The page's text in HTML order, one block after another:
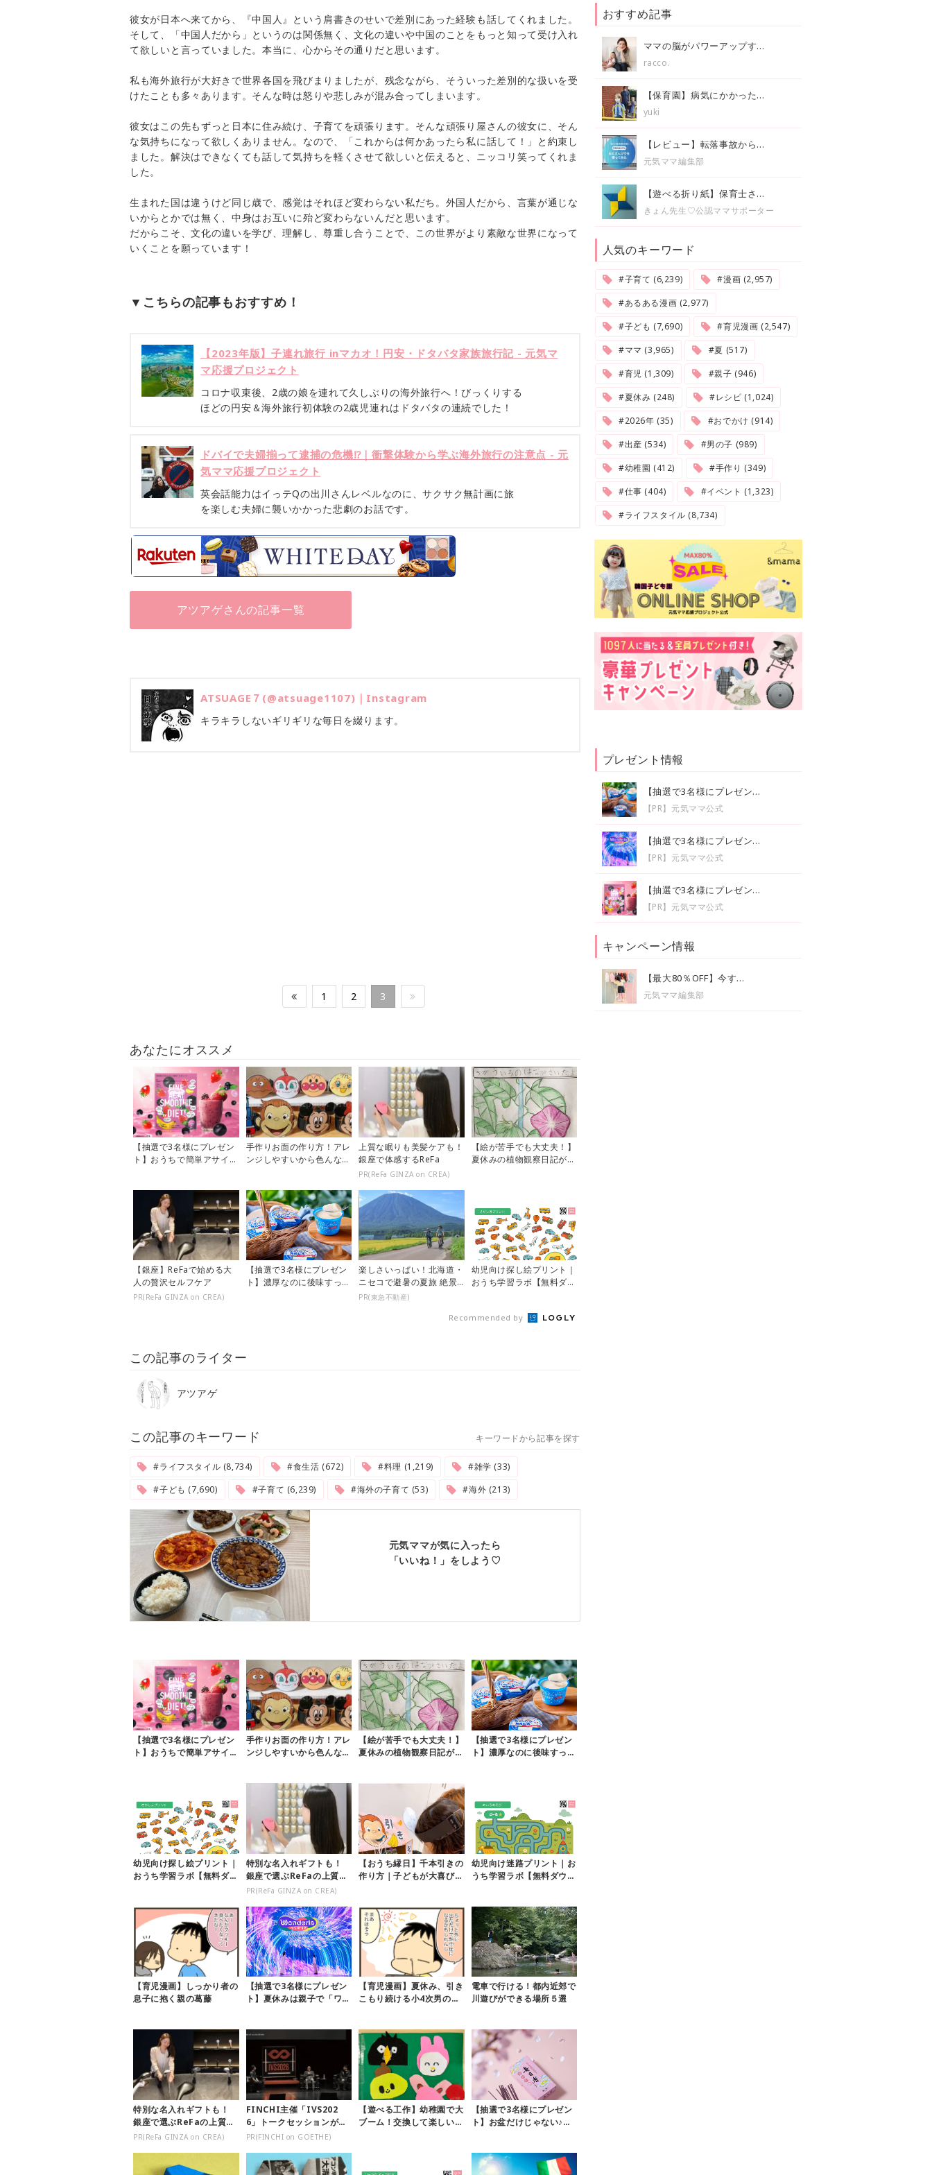
彼女が日本へ来てから、『中国人』という肩書きのせいで差別にあった経験も話してくれました。
そして、「中国人だから」というのは関係無く、文化の違いや中国のことをもっと知って受け入れ
て欲しいと言っていました。本当に、心からその通りだと思います。
私も海外旅行が大好きで世界各国を飛びまりましたが、残念ながら、そういった差別的な扱いを受
けたことも多々あります。そんな時は怒りや悲しみが混み合ってしまいます。
彼女はこの先もずっと日本に住み続け、子育てを頑張ります。そんな頑張り屋さんの彼女に、そん
な気持ちになって欲しくありません。なので、「これからは何かあったら私に話して！」と約束し
ました。解決はできなくても話して気持ちを軽くさせて欲しいと伝えると、ニッコリ笑ってくれま
した。
生まれた国は違うけど同じ歳で、感覚はそれほど変わらない私だち。外国人だから、言葉が通じな
いからとかでは無く、中身はお互いに殆ど変わらないんだと思います。
だからこそ、文化の違いを学び、理解し、尊重し合うことで、この世界がより素敵な世界になって
いくことを願っています！
▼こちらの記事もおすすめ！
【2023年版】子連れ旅行 inマカオ！円安・ドタバタ家族旅行記 - 元気マ
マ応援プロジェクト
コロナ収束後、2歳の娘を連れて久しぶりの海外旅行へ！びっくりする
ほどの円安＆海外旅行初体験の2歳児連れはドタバタの連続でした！
ドバイで夫婦揃って逮捕の危機⁉｜衝撃体験から学ぶ海外旅行の注意点 - 元
気ママ応援プロジェクト
英会話能力はイっテQの出川さんレベルなのに、サクサク無計画に旅
を楽しむ夫婦に襲いかかった悲劇のお話です。
アツアゲさんの記事一覧
ATSUAGE７(@atsuage1107)｜Instagram
キラキラしないギリギリな毎日を綴ります。
1 2 3
あなたにオススメ
【抽選で3名様にプレゼン
ト】おうちで簡単アサイー
手作りお面の作り方！アレ
ンジしやすいから色んなイ
上質な眠りも美髪ケアも！
銀座で体感するReFa
PR(ReFa GINZA on CREA)
【絵が苦手でも大丈夫！】
夏休みの植物観察日記が上
【銀座】ReFaで始める大
人の贅沢セルフケア
PR(ReFa GINZA on CREA)
【抽選で3名様にプレゼン
ト】濃厚なのに後味すっき
楽しさいっぱい！北海道・
ニセコで避暑の夏旅 絶景
とアクティビティが揃う
PR(東急不動産)
幼児向け探し絵プリント｜
おうち学習ラボ【無料ダウ
Recommended by
この記事のライター
アツアゲ
この記事のキーワード キーワードから記事を探す
#ライフスタイル (8,734) #食生活 (672) #料理 (1,219)
#雑学 (33)
#子ども (7,690)
#子育て (6,239) #海外の子育て (53) #海外 (213)
元気ママが気に入ったら
「いいね！」をしよう♡
【抽選で3名様にプレゼン
ト】おうちで簡単アサイー
手作りお面の作り方！アレ
ンジしやすいから色んなイ
【絵が苦手でも大丈夫！】
夏休みの植物観察日記が上
【抽選で3名様にプレゼン
ト】濃厚なのに後味すっき
幼児向け探し絵プリント｜
おうち学習ラボ【無料ダウ
特別な名入れギフトも！
銀座で選ぶReFaの上質ケ
ア
PR(ReFa GINZA on CREA)
【おうち縁日】千本引きの
作り方｜子どもが大喜びす
幼児向け迷路プリント｜お
うち学習ラボ【無料ダウン
【育児漫画】しっかり者の
息子に抱く親の葛藤
【抽選で3名様にプレゼン
ト】夏休みは親子で「ワン
【育児漫画】夏休み、引き
こもり続ける小4次男の意
電車で行ける！都内近郊で
川遊びができる場所５選
特別な名入れギフトも！
銀座で選ぶReFaの上質ケ
ア
PR(ReFa GINZA on CREA)
FINCHI主催「IVS202
6」トークセッションが話
題に！
PR(FINCHI on GOETHE)
【遊べる工作】幼稚園で大
ブーム！交換して楽しい
【抽選で3名様にプレゼン
ト】お盆だけじゃない♪毎
おすすめ記事
ママの脳がパワーアップす...
racco.
【保育園】病気にかかった...
yuki
【レビュー】転落事故から...
元気ママ編集部
【遊べる折り紙】保育士さ...
きょん先生♡公認ママサポーター
人気のキーワード
#子育て (6,239)
#漫画 (2,957)
#あるある漫画 (2,977)
#子ども (7,690)
#育児漫画 (2,547)
#ママ (3,965)
#夏 (517)
#育児 (1,309)
#親子 (946)
#夏休み (248)
#レシピ (1,024)
#2026年 (35)
#おでかけ (914)
#出産 (534)
#男の子 (989)
#幼稚園 (412)
#手作り (349)
#仕事 (404)
#イベント (1,323)
#ライフスタイル (8,734)
プレゼント情報
【抽選で3名様にプレゼン...
【PR】元気ママ公式
【抽選で3名様にプレゼン...
【PR】元気ママ公式
【抽選で3名様にプレゼン...
【PR】元気ママ公式
キャンペーン情報
【最大80％OFF】今す...
元気ママ編集部